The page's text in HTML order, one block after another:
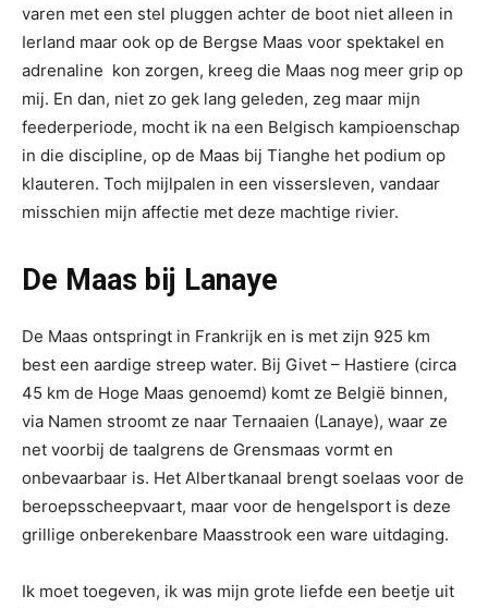
varen met een stel pluggen achter de boot niet alleen in
Ierland maar ook op de Bergse Maas voor spektakel en
adrenaline kon zorgen, kreeg die Maas nog meer grip op
mij. En dan, niet zo gek lang geleden, zeg maar mijn
feederperiode, mocht ik na een Belgisch kampioenschap
in die discipline, op de Maas bij Tianghe het podium op
klauteren. Toch mijlpalen in een vissersleven, vandaar
misschien mijn affectie met deze machtige rivier.
De Maas bij Lanaye
De Maas ontspringt in Frankrijk en is met zijn 925 km
best een aardige streep water. Bij Givet – Hastiere (circa
45 km de Hoge Maas genoemd) komt ze België binnen,
via Namen stroomt ze naar Ternaaien (Lanaye), waar ze
net voorbij de taalgrens de Grensmaas vormt en
onbevaarbaar is. Het Albertkanaal brengt soelaas voor de
beroepsscheepvaart, maar voor de hengelsport is deze
grillige onberekenbare Maasstrook een ware uitdaging.
Ik moet toegeven, ik was mijn grote liefde een beetje uit